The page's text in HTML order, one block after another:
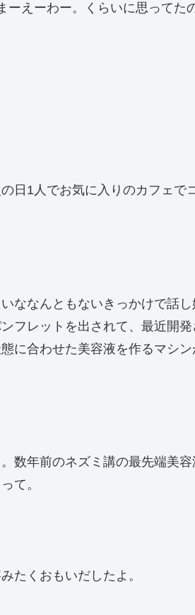
えーわー。くらいに思ってた
日1人でお気に入りのカフェで
ななんともないきっかけで話
フレットを出されて、最近開
に合わせた美容液を作るマシ
数年前のネズミ講の最先端美
て。
たくおもいだしたよ。